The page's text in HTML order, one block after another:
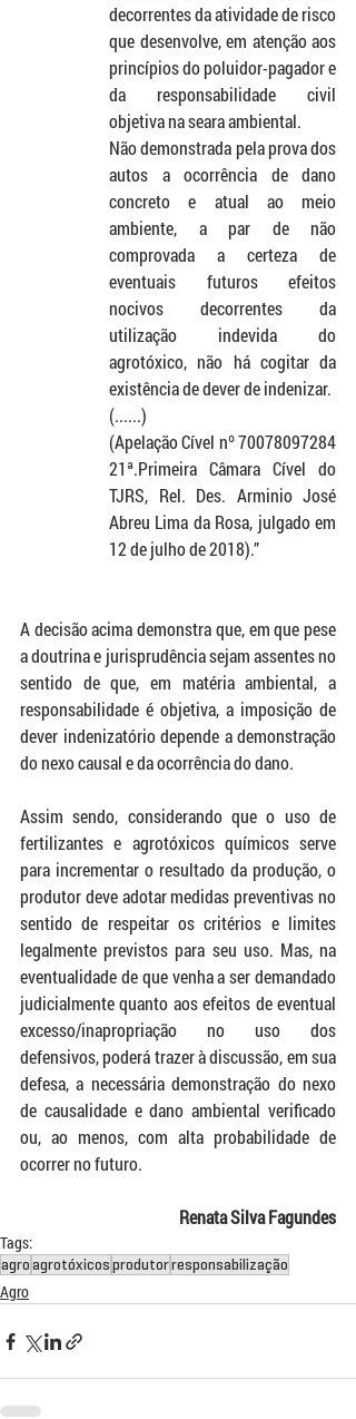
decorrentes da atividade de risco
que desenvolve, em atenção aos
princípios do poluidor-pagador e
da responsabilidade civil
objetiva na seara ambiental.
Não demonstrada pela prova dos
autos a ocorrência de dano
concreto e atual ao meio
ambiente, a par de não
comprovada a certeza de
eventuais futuros efeitos
nocivos decorrentes da
utilização indevida do
agrotóxico, não há cogitar da
existência de dever de indenizar.
(......)
(Apelação Cível nº 70078097284
21ª.Primeira Câmara Cível do
TJRS, Rel. Des. Arminio José
Abreu Lima da Rosa, julgado em
12 de julho de 2018).”
A decisão acima demonstra que, em que pese
a doutrina e jurisprudência sejam assentes no
sentido de que, em matéria ambiental, a
responsabilidade é objetiva, a imposição de
dever indenizatório depende a demonstração
do nexo causal e da ocorrência do dano.
Assim sendo, considerando que o uso de
fertilizantes e agrotóxicos químicos serve
para incrementar o resultado da produção, o
produtor deve adotar medidas preventivas no
sentido de respeitar os critérios e limites
legalmente previstos para seu uso. Mas, na
eventualidade de que venha a ser demandado
judicialmente quanto aos efeitos de eventual
excesso/inapropriação no uso dos
defensivos, poderá trazer à discussão, em sua
defesa, a necessária demonstração do nexo
de causalidade e dano ambiental verificado
ou, ao menos, com alta probabilidade de
ocorrer no futuro.
Renata Silva Fagundes
Tags:
agroagrotóxicosprodutorresponsabilização
Agro